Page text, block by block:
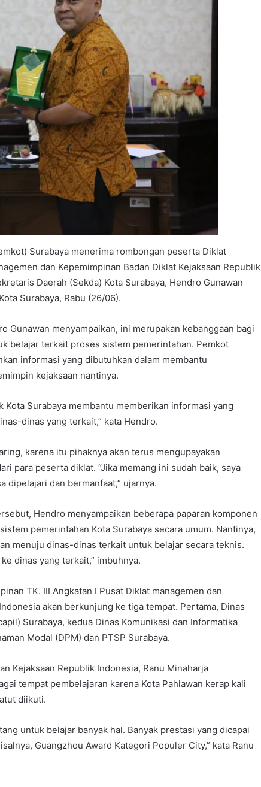
Surabaya menerima rombongan peserta Diklat
dan Kepemimpinan Badan Diklat Kejaksaan Republik
Daerah (Sekda) Kota Surabaya, Hendro Gunawan
Surabaya, Rabu (26/06).
Gunawan menyampaikan, ini merupakan kebanggaan bagi
belajar terkait proses sistem pemerintahan. Pemkot
informasi yang dibutuhkan dalam membantu
kejaksaan nantinya.
Kota Surabaya membantu memberikan informasi yang
dinas yang terkait,” kata Hendro.
karena itu pihaknya akan terus mengupayakan
para peserta diklat. “Jika memang ini sudah baik, saya
dipelajari dan bermanfaat,” ujarnya.
Hendro menyampaikan beberapa paparan komponen
pemerintahan Kota Surabaya secara umum. Nantinya,
menuju dinas-dinas terkait untuk belajar secara teknis.
dinas yang terkait,” imbuhnya.
TK. III Angkatan I Pusat Diklat managemen dan
akan berkunjung ke tiga tempat. Pertama, Dinas
Surabaya, kedua Dinas Komunikasi dan Informatika
Modal (DPM) dan PTSP Surabaya.
Kejaksaan Republik Indonesia, Ranu Minaharja
tempat pembelajaran karena Kota Pahlawan kerap kali
diikuti.
untuk belajar banyak hal. Banyak prestasi yang dicapai
Guangzhou Award Kategori Populer City,” kata Ranu